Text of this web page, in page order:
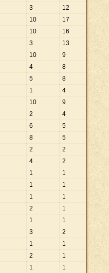
3
12
10
17
10
16
3
13
10
9
4
8
5
8
1
4
10
9
2
4
6
5
8
5
2
2
4
2
1
1
1
1
1
1
2
1
1
1
3
2
1
1
2
1
1 1